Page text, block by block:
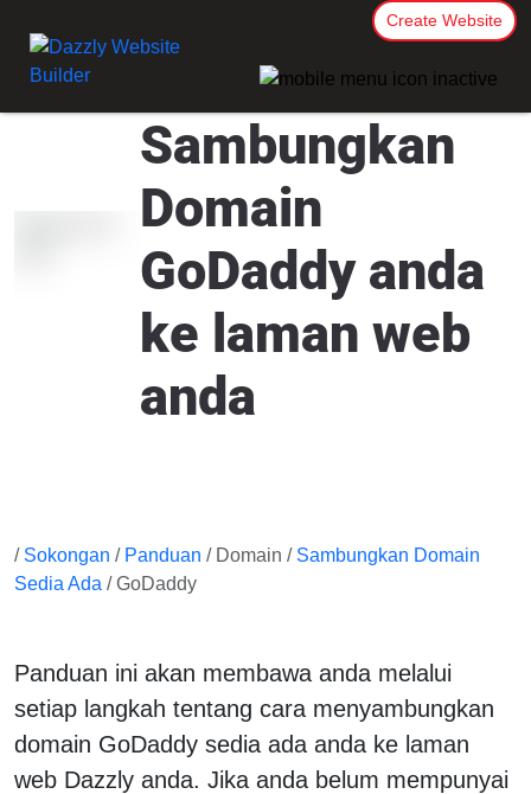
Create Website
Sambungkan
Domain
GoDaddy anda
ke laman web
anda
/ Sokongan / Panduan / Domain / Sambungkan Domain
Sedia Ada / GoDaddy
Panduan ini akan membawa anda melalui
setiap langkah tentang cara menyambungkan
domain GoDaddy sedia ada anda ke laman
web Dazzly anda. Jika anda belum mempunyai